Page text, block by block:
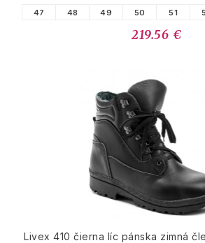
47 48 49 50 51
219.56 €
Livex 410 čierna líc pánska zimná